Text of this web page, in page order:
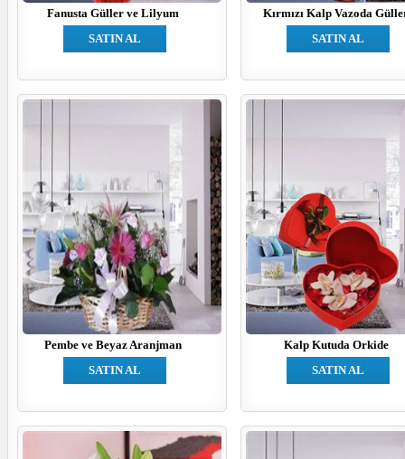
Fanusta Güller ve Lilyum
SATIN AL
Kırmızı Kalp Vazoda
SATIN AL
Pembe ve Beyaz Aranjman
SATIN AL
Kalp Kutuda Orkide
SATIN AL